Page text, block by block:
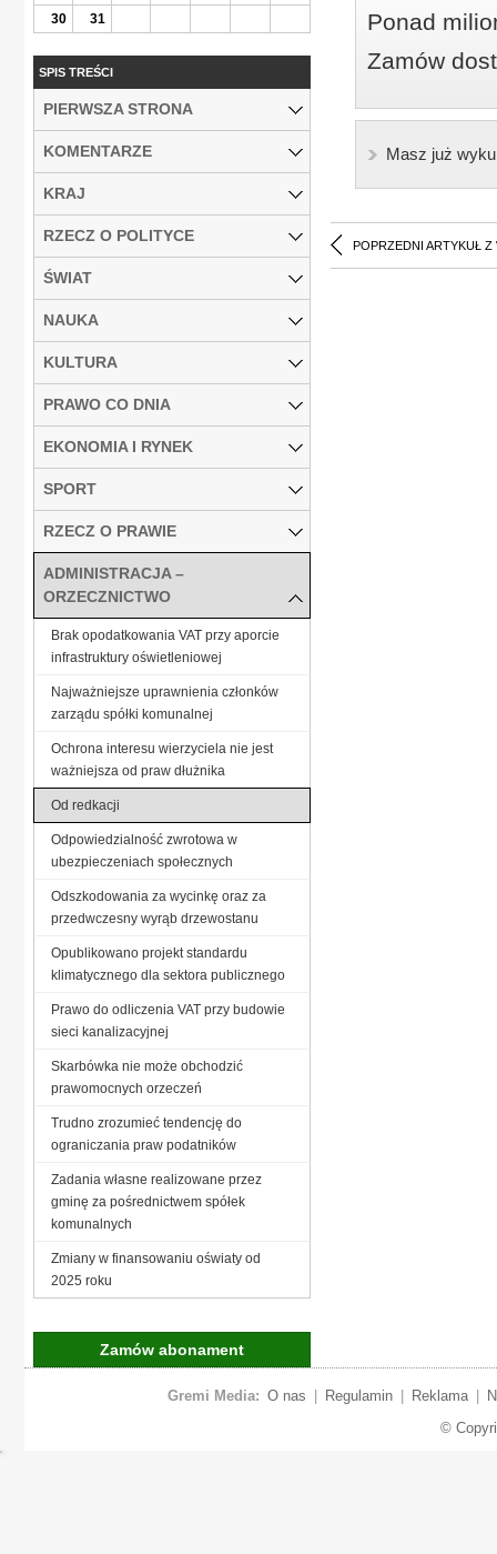
Ponad
Zamów
Masz już
POPRZEDNI ARTYKUŁ Z
30
31
SPIS TREŚCI
PIERWSZA STRONA
KOMENTARZE
KRAJ
RZECZ O POLITYCE
ŚWIAT
NAUKA
KULTURA
PRAWO CO DNIA
EKONOMIA I RYNEK
SPORT
RZECZ O PRAWIE
ADMINISTRACJA –
ORZECZNICTWO
Brak opodatkowania VAT przy aporcie
infrastruktury oświetleniowej
Najważniejsze uprawnienia członków
zarządu spółki komunalnej
Ochrona interesu wierzyciela nie jest
ważniejsza od praw dłużnika
Od redkacji
Odpowiedzialność zwrotowa w
ubezpieczeniach społecznych
Odszkodowania za wycinkę oraz za
przedwczesny wyrąb drzewostanu
Opublikowano projekt standardu
klimatycznego dla sektora publicznego
Prawo do odliczenia VAT przy budowie
sieci kanalizacyjnej
Skarbówka nie może obchodzić
prawomocnych orzeczeń
Trudno zrozumieć tendencję do
ograniczania praw podatników
Zadania własne realizowane przez
gminę za pośrednictwem spółek
komunalnych
Zmiany w finansowaniu oświaty od
2025 roku
Zamów abonament
Gremi Media: O nas Regulamin Reklama
©